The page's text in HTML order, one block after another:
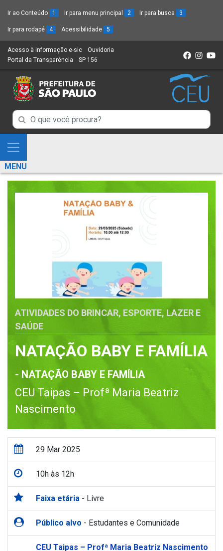
Ir ao Conteúdo 1 Ir para menu principal 2 Ir para busca 3
Ir para rodapé 4 Acessibilidade 5
Acesso à informação e-sic (Link
para
novo
sítio)
Ouvidoria
Portal da Transparência (Link
um
novo
SP 156
Campo
de
Busca
de
informações
Campo
de
de
informações
Mostra
e
Esconde
Menu
MENU
ATIVIDADES DO BRINCAR, ESPORTE, LAZER E
SAÚDE
NATAÇÃO BABY E FAMÍLIA
- NATAÇÃO BABY E FAMÍLIA
CEU Taipas – Profª Maria Beatriz
Nascimento
29 Mar 2025
10h às 12h
Faixa etária - Livre
Público alvo - Estudantes e Comunidade
CEU Taipas – Profª Maria Beatriz Nascimento